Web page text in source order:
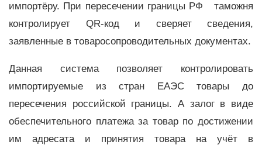
импортёру. При пересечении границы РФ таможня
контролирует QR-код и сверяет сведения,
заявленные в товаросопроводительных документах.
Данная система позволяет контролировать
импортируемые из стран ЕАЭС товары до
пересечения российской границы. А залог в виде
обеспечительного платежа за товар по достижении
им адресата и принятия товара на учёт в